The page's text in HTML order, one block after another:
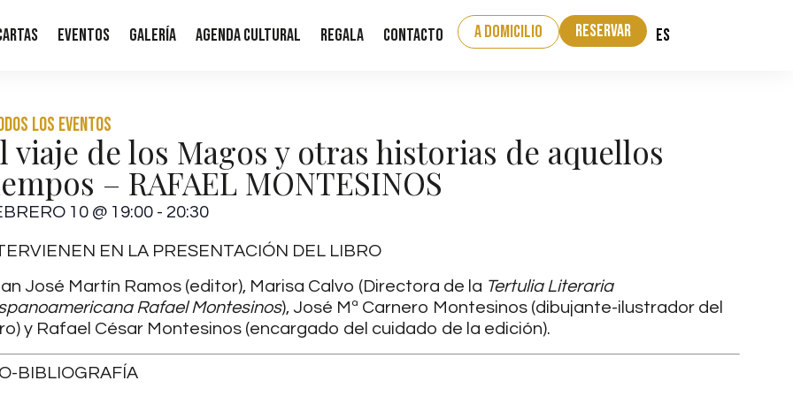
Eventos Galería Agenda Cultural Regala Contacto a domicilio Reservar ES
los eventos
viaje de los Magos y otras historias de aquellos
– RAFAEL MONTESINOS
10 @ 19:00 - 20:30
EN LA PRESENTACIÓN DEL LIBRO
José Martín Ramos (editor), Marisa Calvo (Directora de la Tertulia Literaria
Rafael Montesinos), José Mª Carnero Montesinos (dibujante-ilustrador del
y Rafael César Montesinos (encargado del cuidado de la edición).
BIBLIOGRAFÍA